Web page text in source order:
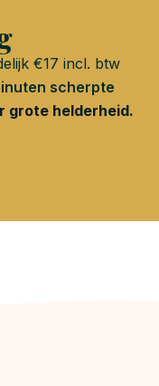
€17 incl. btw
scherpte
grote helderheid.